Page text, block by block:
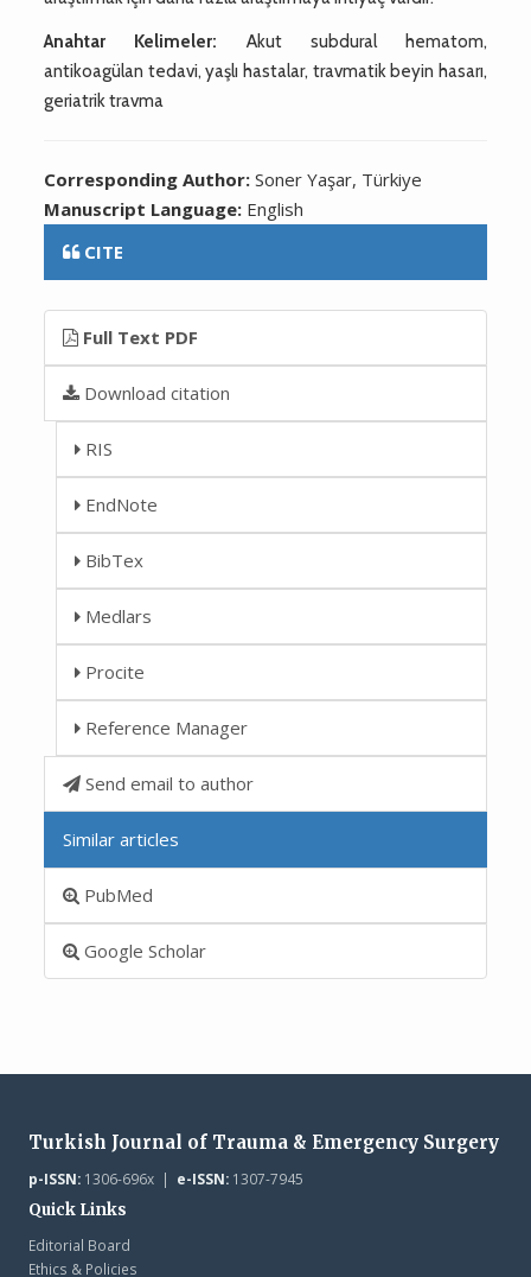
Anahtar Kelimeler: Akut subdural hematom,
antikoagülan tedavi, yaşlı hastalar, travmatik beyin hasarı,
geriatrik travma
Corresponding Author:Soner Yaşar, Türkiye
Manuscript Language: English
CITE
Full Text PDF
Download citation
RIS
EndNote
BibTex
Medlars
Procite
Reference Manager
Send email to author
Similar articles
PubMed
Google Scholar
Turkish Journal of Trauma & Emergency Surgery
p-ISSN:1306-696x | e-ISSN:1307-7945
Quick Links
Editorial Board
Ethics & Policies